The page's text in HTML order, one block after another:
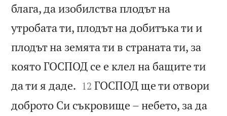
блага, да изобилства плодът на
утробата ти, плодът на добитъка ти и
плодът на земята ти в страната ти, за
която ГОСПОД се е клел на бащите ти
да ти я даде. 

12 ГОСПОД ще ти отвори
доброто Си съкровище – небето, за да